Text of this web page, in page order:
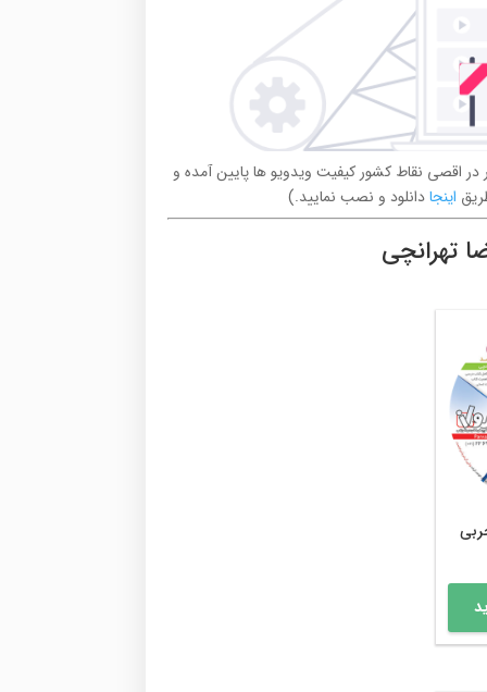
در اقصی نقاط کشور کیفیت ویدویو ها پایین آمده و
اینجادانلود و نصب نمایید.)
تهرانچی